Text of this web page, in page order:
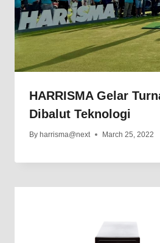
HARRISMA Gelar
Dibalut Teknologi
By harrisma@next March 25, 2022